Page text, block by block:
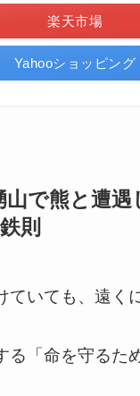
楽天市場
Yahooショッピング
山で熊と遭遇
則
ていても、遠く
る「命を守るた